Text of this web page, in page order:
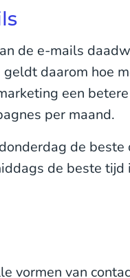
de e-mails
geldt daarom hoe
een
per maand.
de beste
de beste tijd
vormen van